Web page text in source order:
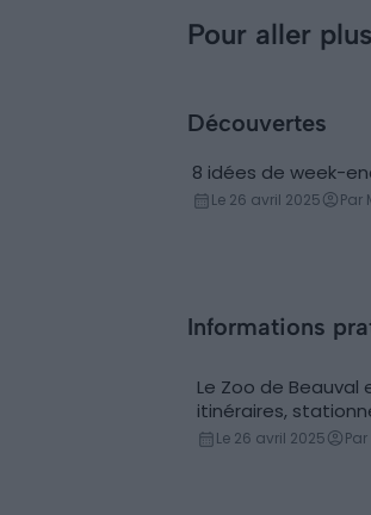
de Beauval
Pour aller
Découvertes
8 idées de week-
Le 26 avril 2025 Par
Informations
Location de
Le Zoo de Beauval
itinéraires,
Le 26 avril 2025